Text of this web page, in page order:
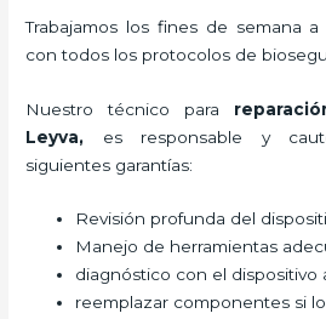
Trabajamos los fines de semana
con todos los protocolos de
Nuestro técnico para
Leyva, es responsable y
siguientes garantías:
Revisión profunda del
Manejo de herramientas
diagnóstico con el dispositivo
reemplazar componentes si